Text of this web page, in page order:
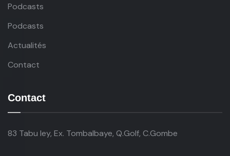
Podcasts
Podcasts
Actualités
Contact
Contact
83 Tabu ley, Ex. Tombalbaye, Q.Golf, C.Gombe